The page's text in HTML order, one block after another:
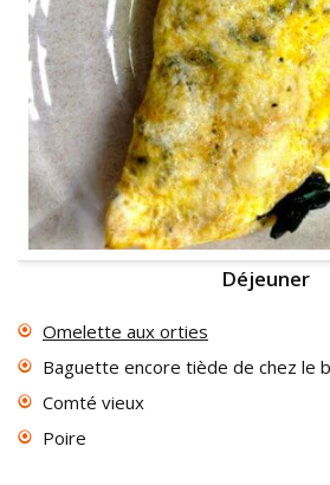
Déjeuner
Omelette aux orties
Baguette encore tiède de chez le
Comté vieux
Poire